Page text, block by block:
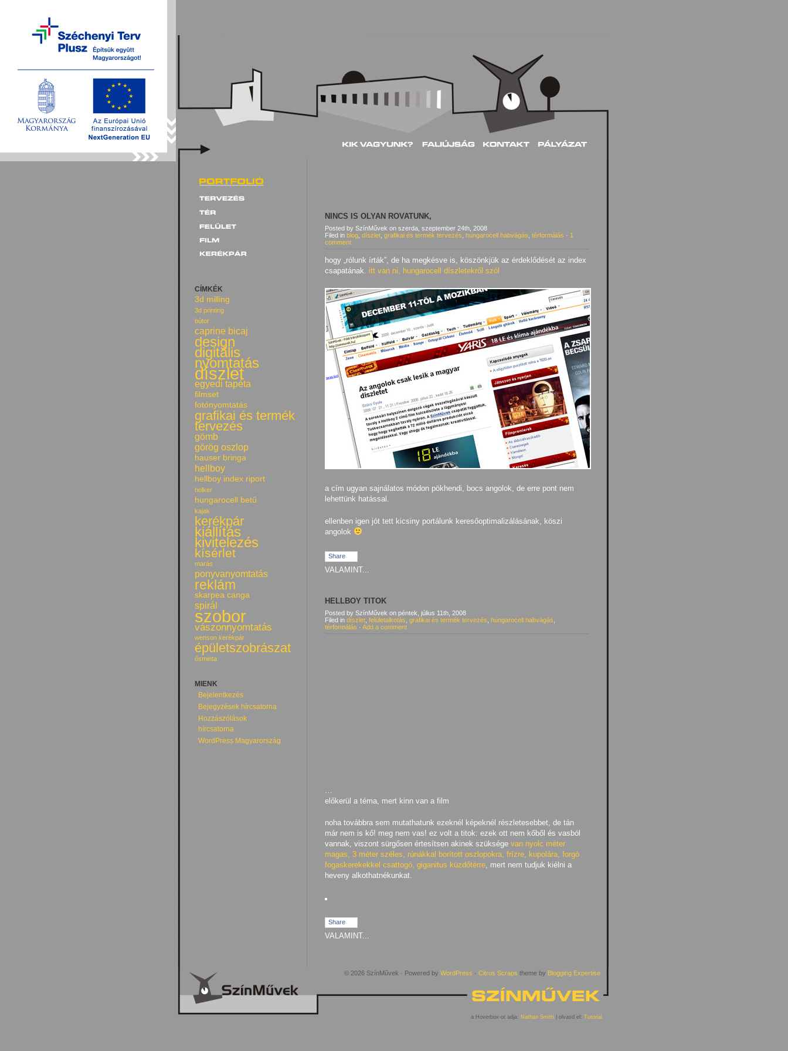
NINCS IS OLYAN ROVATUNK,
Posted by SzínMűvek on szerda, szeptember 24th, 2008
Filed in blog díszlet grafikai és termék tervezés hungarocell habvágás térformálás · 1
comment
hogy „rólunk írták”, de ha megkésve is, köszönkjük az érdeklődését az index
csapatának. itt van ni, hungarocell díszletekről szól
a cím ugyan sajnálatos módon pökhendi, bocs angolok, de erre pont nem
lehettünk hatással.
ellenben igen jót tett kicsiny portálunk keresőoptimalizálásának, köszi
angolok
Share
VALAMINT...
HELLBOY TITOK
Posted by SzínMűvek on péntek, július 11th, 2008
Filed in díszlet felületalkotás grafikai és termék tervezés hungarocell habvágás
térformálás · Add a comment
előkerül a téma, mert kinn van a film
noha továbbra sem mutathatunk ezeknél képeknél részletesebbet, de tán
már nem is kő! meg nem vas! ez volt a titok: ezek ott nem kőből és vasból
vannak, viszont sürgősen értesítsen akinek szüksége van nyolc méter
magas, 3 méter széles, rúnákkal borított oszlopokra, frízre, kupolára, forgó
fogaskerekekkel csattogó, giganitus küzdőtérre, mert nem tudjuk kiélni a
heveny alkothatnékunkat.
Share
VALAMINT...
CÍMKÉK
3d milling
3d printing
bútor
caprine bicaj
design
digitális
nyomtatás
díszlet
egyedi tapéta
filmset
fotónyomtatás
grafikai és termék
tervezés
gömb
görög oszlop
hauser bringa
hellboy
hellboy index riport
holker
hungarocell betű
kajak
kerékpár
kiállítás
kivitelezés
kísérlet
marás
ponyvanyomtatás
reklám
skarpea canga
spirál
szobor
vászonnyomtatás
wenson kerékpár
épületszobrászat
ősminta
MIENK
Bejelentkezés
Bejegyzések hírcsatorna
Hozzászólások
hírcsatorna
WordPress Magyarország
© 2026 SzínMűvek · Powered by WordPress · Citrus Scraps theme by Blogging Expertise
a Hoverbox-ot adja: Nathan Smith | olvasd el: Tutorial